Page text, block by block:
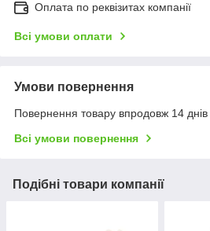
Оплата по реквізитах компанії
Всі умови оплати
Умови повернення
Повернення товару впродовж 14
Всі умови повернення
Подібні товари компанії